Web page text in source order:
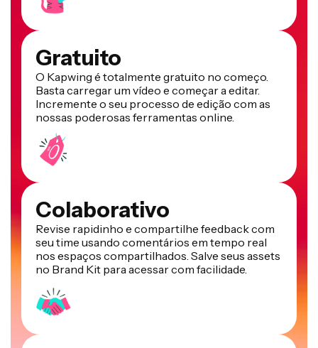
Gratuito
O Kapwing é totalmente gratuito no começo.
Basta carregar um vídeo e começar a editar.
Incremente o seu processo de edição com as
nossas poderosas ferramentas online.
Colaborativo
Revise rapidinho e compartilhe feedback com
seu time usando comentários em tempo real
nos espaços compartilhados. Salve seus assets
no Brand Kit para acessar com facilidade.